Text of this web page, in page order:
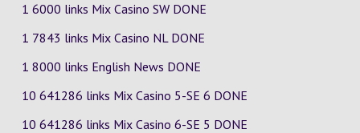
1 6000 links Mix Casino SW DONE
1 7843 links Mix Casino NL DONE
1 8000 links English News DONE
10 641286 links Mix Casino 5-SE 6 DONE
10 641286 links Mix Casino 6-SE 5 DONE